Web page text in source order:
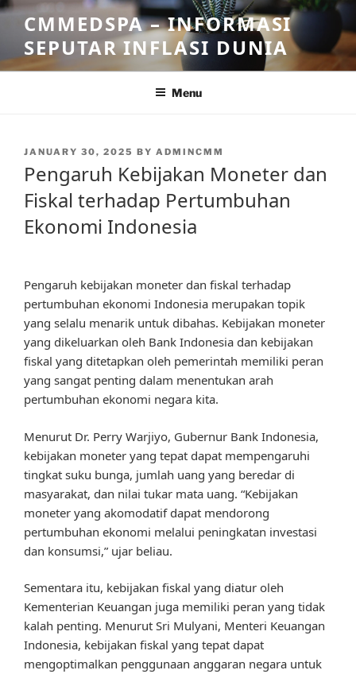
Skip
content
CMMEDSPA – INFORMASI
SEPUTAR INFLASI DUNIA
Menu
POSTED
JANUARY 30, 2025 BY ADMINCMM
Pengaruh Kebijakan Moneter dan
Fiskal terhadap Pertumbuhan
Ekonomi Indonesia
Pengaruh kebijakan moneter dan fiskal terhadap
pertumbuhan ekonomi Indonesia merupakan topik
yang selalu menarik untuk dibahas. Kebijakan moneter
yang dikeluarkan oleh Bank Indonesia dan kebijakan
fiskal yang ditetapkan oleh pemerintah memiliki peran
yang sangat penting dalam menentukan arah
pertumbuhan ekonomi negara kita.
Menurut Dr. Perry Warjiyo, Gubernur Bank Indonesia,
kebijakan moneter yang tepat dapat mempengaruhi
tingkat suku bunga, jumlah uang yang beredar di
masyarakat, dan nilai tukar mata uang. “Kebijakan
moneter yang akomodatif dapat mendorong
pertumbuhan ekonomi melalui peningkatan investasi
dan konsumsi,” ujar beliau.
Sementara itu, kebijakan fiskal yang diatur oleh
Kementerian Keuangan juga memiliki peran yang tidak
kalah penting. Menurut Sri Mulyani, Menteri Keuangan
Indonesia, kebijakan fiskal yang tepat dapat
mengoptimalkan penggunaan anggaran negara untuk